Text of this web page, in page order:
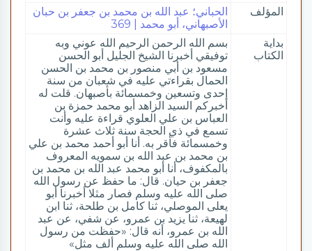
المؤلف
الحباني؛ عبد الله بن محمد بن جعفر بن حبان
الأصبهاني، أبو محمد | 369
بداية
الكتاب
بسم الله الرحمن الرحيم الله عوني وبه
توفيقي أخبرنا الشيخ الجليل أبو الحسن
مسعود بن أبي منصور بن محمد بن الحسن
الحمال بقراءتي عليه في شعبان من سنة
إحدى وتسعين وخمسمائة بأصبهان. قلت له
أخبركم السيد الزاهد أبو محمد حمزة بن
العباس بن علي العلوي قراءة عليه وأنت
تسمع في ذي الحجة سنة ثلاث عشرة
وخمسمائة فأقر به. أنا أبو أحمد محمد بن علي
بن محمد بن عبد الله بن سمويه المعروف
بالمكفوف، أنا أبو محمد عبد الله بن محمد بن
جعفر بن حيان. قال: ما حفظ عن رسول الله
صلى الله عليه وسلم فصار مثلا أخبرنا أبو
يعلى الموصلي، ثنا كامل بن طلحة، ثنا ابن
لهيعة، ثنا يزيد بن عمرو، عن شفي، عن عبد
الله بن عمرو، أنه قال: «حفظت من رسول
الله صلى الله عليه وسلم ألف مثل»